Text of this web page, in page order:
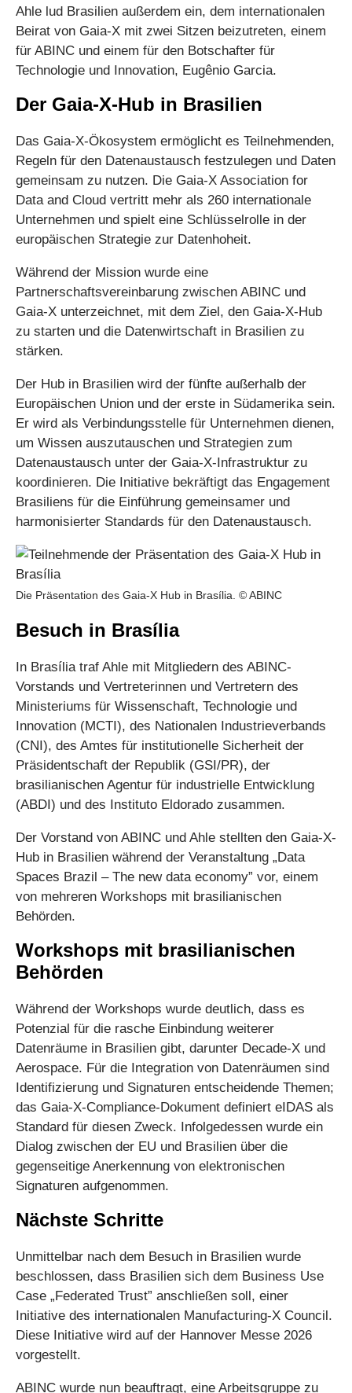
Ahle lud Brasilien außerdem ein, dem internationalen
Beirat von Gaia-X mit zwei Sitzen beizutreten, einem
für ABINC und einem für den Botschafter für
Technologie und Innovation, Eugênio Garcia.
Der Gaia-X-Hub in Brasilien
Das Gaia-X-Ökosystem ermöglicht es Teilnehmenden,
Regeln für den Datenaustausch festzulegen und Daten
gemeinsam zu nutzen. Die Gaia-X Association for
Data and Cloud vertritt mehr als 260 internationale
Unternehmen und spielt eine Schlüsselrolle in der
europäischen Strategie zur Datenhoheit.
Während der Mission wurde eine
Partnerschaftsvereinbarung zwischen ABINC und
Gaia-X unterzeichnet, mit dem Ziel, den Gaia-X-Hub
zu starten und die Datenwirtschaft in Brasilien zu
stärken.
Der Hub in Brasilien wird der fünfte außerhalb der
Europäischen Union und der erste in Südamerika sein.
Er wird als Verbindungsstelle für Unternehmen dienen,
um Wissen auszutauschen und Strategien zum
Datenaustausch unter der Gaia-X-Infrastruktur zu
koordinieren. Die Initiative bekräftigt das Engagement
Brasiliens für die Einführung gemeinsamer und
harmonisierter Standards für den Datenaustausch.
Die Präsentation des Gaia-X Hub in Brasília. © ABINC
Besuch in Brasília
In Brasília traf Ahle mit Mitgliedern des ABINC-
Vorstands und Vertreterinnen und Vertretern des
Ministeriums für Wissenschaft, Technologie und
Innovation (MCTI), des Nationalen Industrieverbands
(CNI), des Amtes für institutionelle Sicherheit der
Präsidentschaft der Republik (GSI/PR), der
brasilianischen Agentur für industrielle Entwicklung
(ABDI) und des Instituto Eldorado zusammen.
Der Vorstand von ABINC und Ahle stellten den Gaia-X-
Hub in Brasilien während der Veranstaltung „Data
Spaces Brazil – The new data economy” vor, einem
von mehreren Workshops mit brasilianischen
Behörden.
Workshops mit brasilianischen
Behörden
Während der Workshops wurde deutlich, dass es
Potenzial für die rasche Einbindung weiterer
Datenräume in Brasilien gibt, darunter Decade-X und
Aerospace. Für die Integration von Datenräumen sind
Identifizierung und Signaturen entscheidende Themen;
das Gaia-X-Compliance-Dokument definiert eIDAS als
Standard für diesen Zweck. Infolgedessen wurde ein
Dialog zwischen der EU und Brasilien über die
gegenseitige Anerkennung von elektronischen
Signaturen aufgenommen.
Nächste Schritte
Unmittelbar nach dem Besuch in Brasilien wurde
beschlossen, dass Brasilien sich dem Business Use
Case „Federated Trust” anschließen soll, einer
Initiative des internationalen Manufacturing-X Council.
Diese Initiative wird auf der Hannover Messe 2026
vorgestellt.
ABINC wurde nun beauftragt, eine Arbeitsgruppe zu